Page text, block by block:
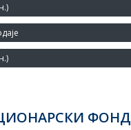
ФОНД